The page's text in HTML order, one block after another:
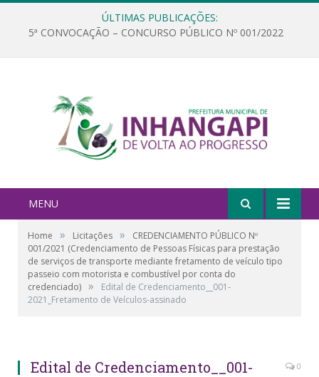
ÚLTIMAS PUBLICAÇÕES:
5ª CONVOCAÇÃO – CONCURSO PÚBLICO Nº 001/2022
MENU
Home » Licitações »
CREDENCIAMENTO PÚBLICO Nº
001/2021 (Credenciamento de Pessoas Físicas para prestação
de serviços de transporte mediante fretamento de veículo tipo
passeio com motorista e combustível por conta do
credenciado) »
Edital de Credenciamento__001-
2021_Fretamento de Veículos-assinado
Edital de Credenciamento__001-
0